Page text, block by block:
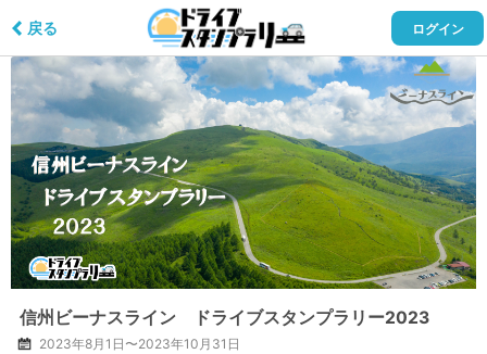
戻る ログイン
信州ビーナスライン ドライブスタンプラリー2023
2023年8月1日〜2023年10月31日